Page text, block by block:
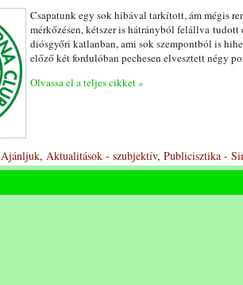
Csapatunk egy sok hibával tarkított, ám mégis
mérkőzésen, kétszer is hátrányból felállva
diósgyőri katlanban, ami sok szempontból is
előző két fordulóban pechesen elvesztett négy
Olvassa el a teljes cikket »
Ajánljuk, Aktualitások - szubjektív, Publicisztika -